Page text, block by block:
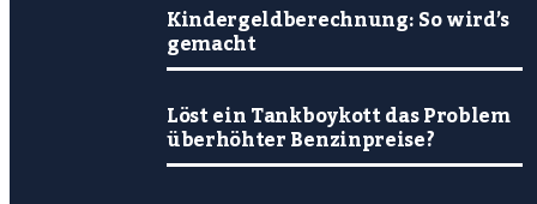
Kindergeldberechnung: So wird’s
gemacht
Löst ein Tankboykott das Problem
überhöhter Benzinpreise?